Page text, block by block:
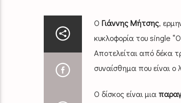
Ο Γιάννης Μήτσης,
κυκλοφορία του single
Αποτελείται από δέκα
συναίσθημα που είναι ο
Ο δίσκος είναι μια